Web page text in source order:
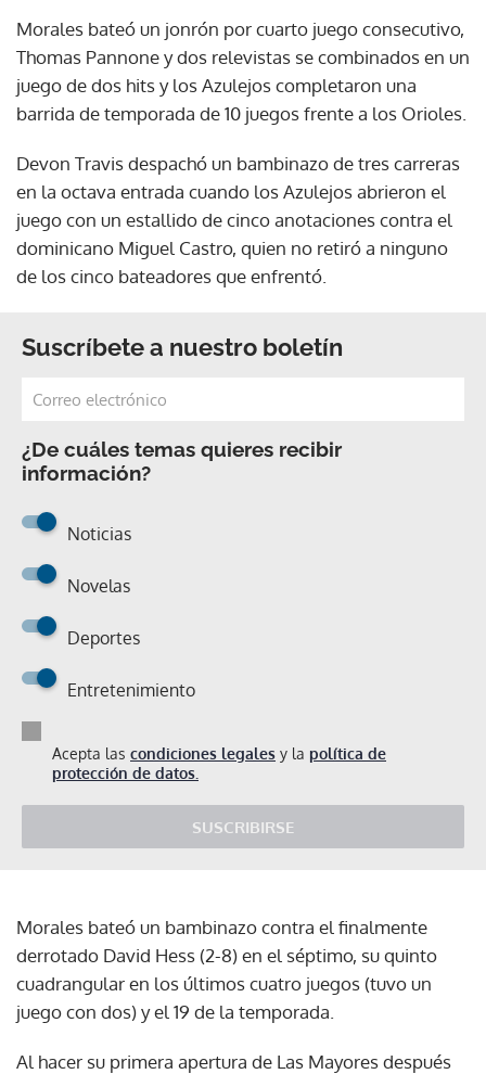
Morales bateó un jonrón por cuarto juego consecutivo,
Thomas Pannone y dos relevistas se combinados en un
juego de dos hits y los Azulejos completaron una
barrida de temporada de 10 juegos frente a los Orioles.
Devon Travis despachó un bambinazo de tres carreras
en la octava entrada cuando los Azulejos abrieron el
juego con un estallido de cinco anotaciones contra el
dominicano Miguel Castro, quien no retiró a ninguno
de los cinco bateadores que enfrentó.
Suscríbete a nuestro boletín
¿De cuáles temas quieres recibir
información?
Noticias
Novelas
Deportes
Entretenimiento
Acepta las condiciones legales y la política de
protección de datos.
SUSCRIBIRSE
Morales bateó un bambinazo contra el finalmente
derrotado David Hess (2-8) en el séptimo, su quinto
cuadrangular en los últimos cuatro juegos (tuvo un
juego con dos) y el 19 de la temporada.
Al hacer su primera apertura de Las Mayores después